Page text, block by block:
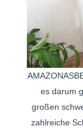
es darum
großen
zahlreiche